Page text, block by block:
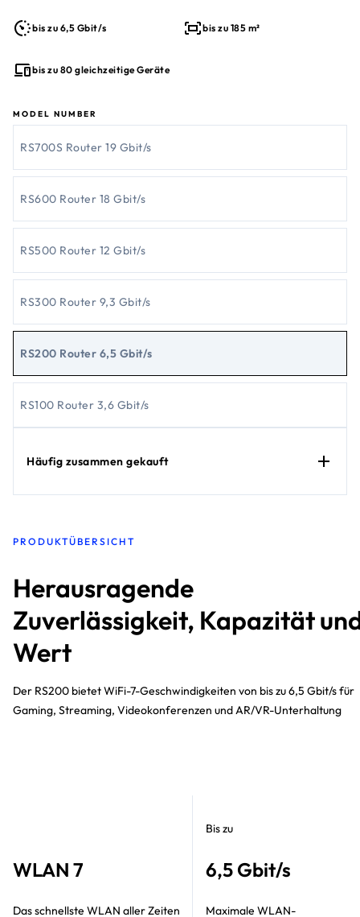
bis zu 6,5 Gbit/s bis zu 185 m²
bis zu 80 gleichzeitige Geräte
MODEL NUMBER
RS700S Router 19 Gbit/s
RS600 Router 18 Gbit/s
RS500 Router 12 Gbit/s
RS300 Router 9,3 Gbit/s
RS200 Router 6,5 Gbit/s
RS100 Router 3,6 Gbit/s
Häufig zusammen gekauft
PRODUKTÜBERSICHT
Herausragende
Zuverlässigkeit, Kapazität
Wert
Der RS200 bietet WiFi-7-Geschwindigkeiten von bis zu 6,5 Gbit/s für
Gaming, Streaming, Videokonferenzen und AR/VR-Unterhaltung
WLAN 7
Das schnellste WLAN aller Zeiten
Bis zu
6,5 Gbit/s
Maximale WLAN-